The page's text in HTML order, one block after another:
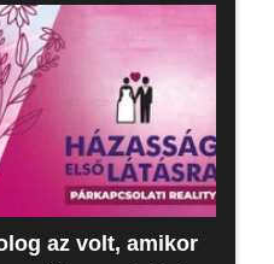
az volt, amikor